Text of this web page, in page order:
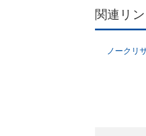
関連リ
ノークリ